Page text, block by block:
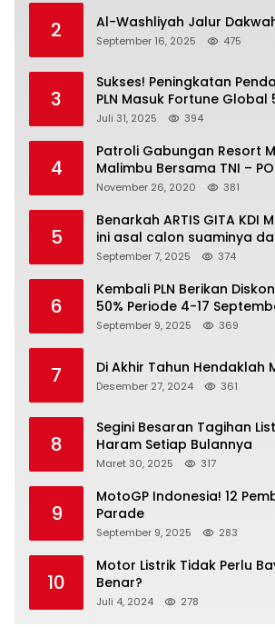
2 Al-Washliyah Jalur
September 16, 2025 475
3
Sukses! Peningkatan
PLN Masuk Fortune Global
Juli 31, 2025 394
4
Patroli Gabungan Resort
Malimbu Bersama TNI –
November 26, 2020 381
5
Benarkah ARTIS GITA KDI
ini asal calon suaminya
undangannya
September 7, 2025 374
6
Kembali PLN Berikan
50% Periode 4-17
Ketentuannya!
September 9, 2025 369
7 Di Akhir Tahun Hendaklah
Desember 27, 2024 361
8
Segini Besaran Tagihan
Haram Setiap Bulannya
Maret 30, 2025 317
9
MotoGP Indonesia! 12
Parade
September 9, 2025 283
10
Motor Listrik Tidak Perlu
Benar?
Juli 4, 2024 278